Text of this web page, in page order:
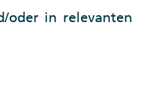
oder in relevanten